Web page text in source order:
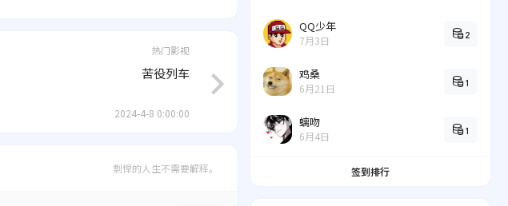
热门影视
苦役列车
2024-4-8 0:00:00
剽悍的人生不需要解释。
QQ少年
7月3日 2
鸡桑
6月21日 1
螭吻
6月4日 1
签到排行